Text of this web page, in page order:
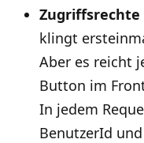
klingt
Aber es reicht
Button im
In jedem
BenutzerId